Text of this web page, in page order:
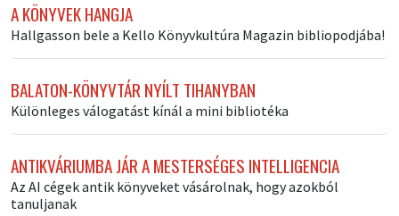
A KÖNYVEK HANGJA
Hallgasson bele a Kello Könyvkultúra Magazin bibliopodjába!
BALATON-KÖNYVTÁR NYÍLT TIHANYBAN
Különleges válogatást kínál a mini bibliotéka
ANTIKVÁRIUMBA JÁR A MESTERSÉGES INTELLIGENCIA
Az AI cégek antik könyveket vásárolnak, hogy azokból
tanuljanak